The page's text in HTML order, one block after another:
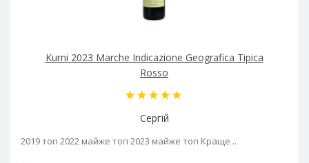
Kurni 2023 Marche Indicazione Geografica Tipica
Rosso
Сергій
2019 топ 2022 майже топ 2023 майже топ Краще ..